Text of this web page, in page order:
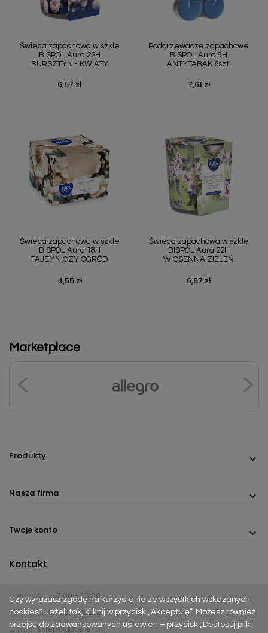
Świeca zapachowa w szkle
BISPOL Aura 22H
BURSZTYN - KWIATY
Cena
6,57 zł
Podgrzewacze zapachowe
BISPOL Aura 8H
ANTYTABAK 6szt.
Cena
7,61 zł
Świeca zapachowa w szkle
BISPOL Aura 18H
TAJEMNICZY OGRÓD
Cena
4,55 zł
Świeca zapachowa w szkle
BISPOL Aura 22H
WIOSENNA ZIELEŃ
Cena
6,57 zł
Marketplace
Produkty
Nasza firma
Twoje konto
Czy wyrażasz zgodę na korzystanie ze wszystkich wskazanych
cookies? Jeżeli tak, kliknij w przycisk „Akceptuję”. Możesz również
przejść do zaawansowanych ustawień – przycisk „Dostosuj pliki
Kontakt
pon. - pt.
7:00 - 15:00
Telefon:(+48) 737 305 306
E-mail: sklep@dabster.pl